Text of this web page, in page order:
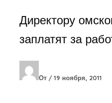
Директору
заплатят за
От / 19 ноября, 2011